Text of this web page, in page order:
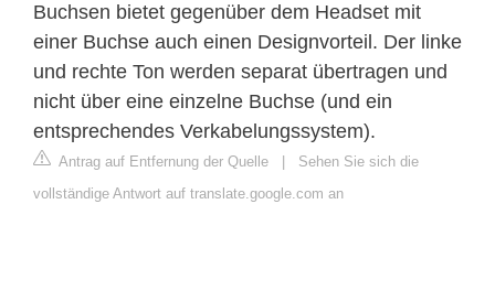
Buchsen bietet gegenüber dem Headset mit
einer Buchse auch einen Designvorteil. Der linke
und rechte Ton werden separat übertragen und
nicht über eine einzelne Buchse (und ein
entsprechendes Verkabelungssystem).
Antrag auf Entfernung der Quelle
Sehen Sie sich die
vollständige Antwort auf translate.google.com an